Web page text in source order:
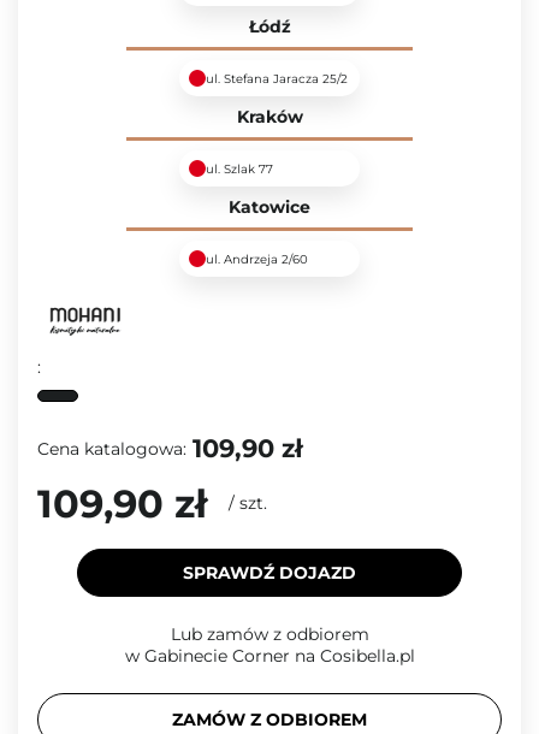
Łódź
ul. Stefana Jaracza 25/2
Kraków
ul. Szlak 77
Katowice
ul. Andrzeja 2/60
:
Cena katalogowa: 109,90 zł
109,90 zł / szt.
SPRAWDŹ DOJAZD
Lub zamów z odbiorem
w Gabinecie Corner na Cosibella.pl
ZAMÓW Z ODBIOREM